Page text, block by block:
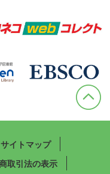
サイトマップ
取引法の表示